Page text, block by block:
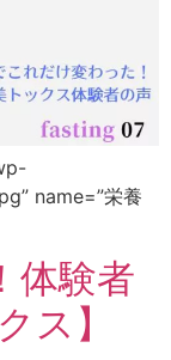
name=”栄養
体験者
ス】